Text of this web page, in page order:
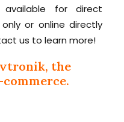
for direct
or online directly
us to learn more!
the